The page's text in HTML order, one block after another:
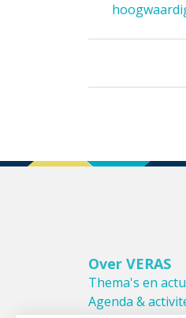
Over VERAS
Thema's en
Agenda &